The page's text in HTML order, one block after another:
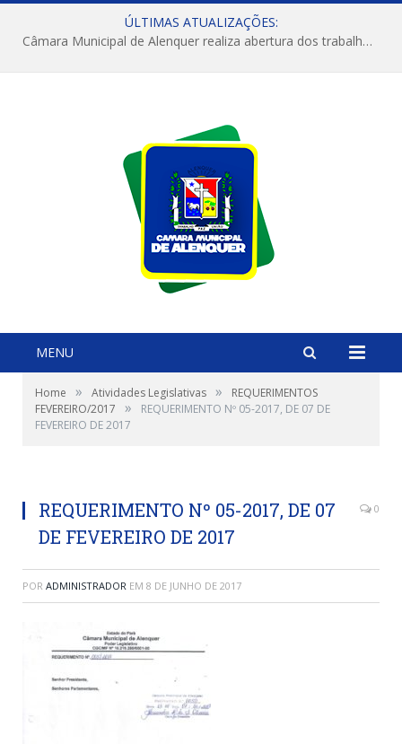
ÚLTIMAS ATUALIZAÇÕES:
Câmara Municipal de Alenquer realiza abertura dos trabalhos do 4º Período Legislativo
MENU
Home » Atividades Legislativas »
REQUERIMENTOS
FEVEREIRO/2017
»
REQUERIMENTO Nº 05-2017, DE 07 DE
FEVEREIRO DE 2017
REQUERIMENTO Nº 05-2017, DE 07
DE FEVEREIRO DE 2017
0
POR ADMINISTRADOR EM 8 DE JUNHO DE 2017